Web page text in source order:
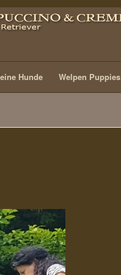
Hunde Welpen Puppies